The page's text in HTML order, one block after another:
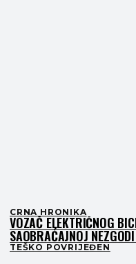
CRNA HRONIKA
VOZAČ ELEKTRIČNOG
SAOBRAĆAJNOJ
TEŠKO POVRIJEĐEN